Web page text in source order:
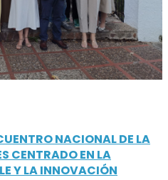
NACIONAL DE LA
CENTRADO EN LA
Y LA INNOVACIÓN